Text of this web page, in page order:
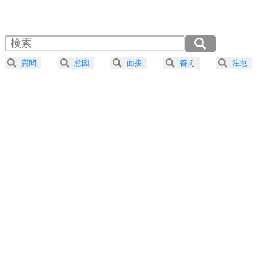
4 器の大きい人は、怒りを優しさで表現する。
プラス思考
2.0倍速 （239KB 1分0秒）
2.5倍速 （191KB 48秒）
3.0倍速 （159KB 40秒）
質問 意図 面接 答え 注意